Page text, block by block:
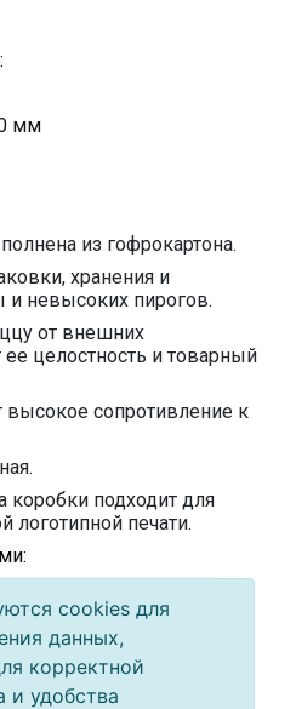
мм
из гофрокартона.
хранения и
и невысоких пирогов.
от внешних
ее целостность и товарный
высокое сопротивление к
коробки подходит для
логотипной печати.
и холодных продуктов
при высоких
к классу ЭКОупаковки
cookies для
данных,
корректной
и удобства